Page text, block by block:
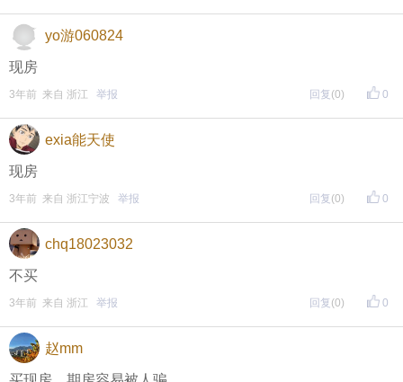
全新上线！这些新功能你了解吗？】指南，点击链接打开，
即可查看https://bbs.cnool.net/10733168.html
恶意灌水/答非所问，视为无效
未在规定时间内回复，视为无效
评论主题内容即可领取红包！
评论主题内容即可领取红包！
yo游060824
现房
0
3年前 来自 浙江 举报 回复 (0)
exia能天使
现房
0
3年前 来自 浙江宁波 举报 回复 (0)
chq18023032
不买
0
3年前 来自 浙江 举报 回复 (0)
赵mm